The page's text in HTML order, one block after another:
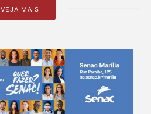
VEJA MAIS